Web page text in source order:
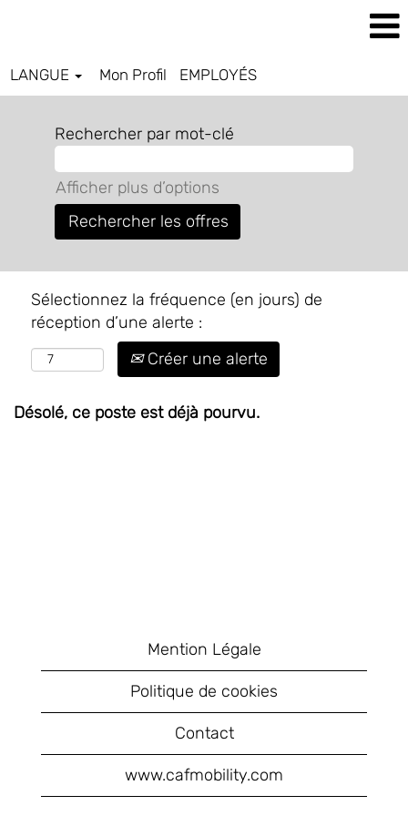
LANGUE Mon Profil EMPLOYÉS
Rechercher par mot-clé
Afficher plus d’options
Sélectionnez la fréquence (en jours) de
réception d’une alerte :
Créer une alerte
Désolé, ce poste est déjà pourvu.
Mention Légale
Politique de cookies
Contact
www.cafmobility.com